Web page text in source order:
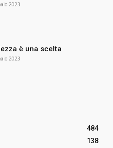
2023
è una scelta
2023
484
138